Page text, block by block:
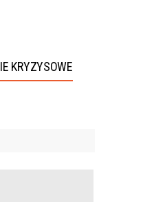
KRYZYSOWE